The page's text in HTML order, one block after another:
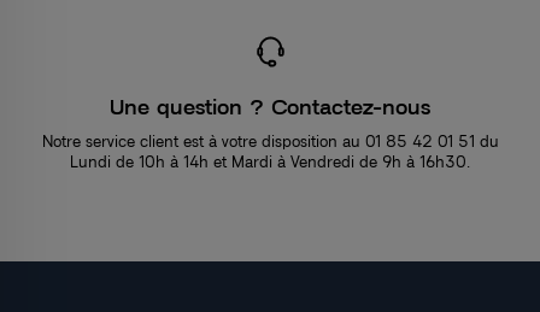
Une question ? Contactez-nous
Notre service client est à votre disposition au 01 85 42 01 51 du
Lundi de 10h à 14h et Mardi à Vendredi de 9h à 16h30.